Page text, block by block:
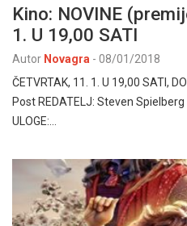
Kino: NOVINE
1. U 19,00 SATI
Autor Novagra - 08/01/2018
ČETVRTAK, 11. 1. U 19,00 SATI,
Post REDATELJ: Steven
ULOGE:…